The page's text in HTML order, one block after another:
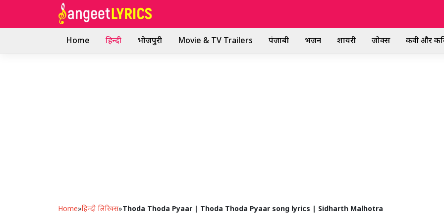
Home हिन्दी भोजपुरी Movie & TV Trailers पंजाबी भजन शायरी जोक्स कवी और
Home»हिन्दी लिरिक्स»Thoda Thoda Pyaar | Thoda Thoda Pyaar song lyrics | Sidharth Malhotra